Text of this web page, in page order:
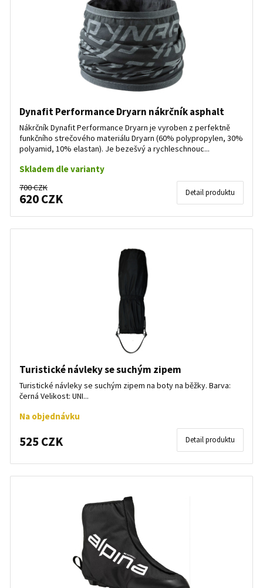
Dynafit Performance Dryarn nákrčník asphalt
Nákrčník Dynafit Performance Dryarn je vyroben z perfektně
funkčního strečového materiálu Dryarn (60% polypropylen, 30%
polyamid, 10% elastan). Je bezešvý a rychleschnouc...
Skladem dle varianty
700 CZK
620 CZK Detail produktu
Turistické návleky se suchým zipem
Turistické návleky se suchým zipem na boty na běžky. Barva:
černá Velikost: UNI...
Na objednávku
525 CZK Detail produktu